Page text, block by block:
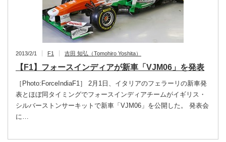
2013/2/1 F1 吉田 知弘（Tomohiro Yoshita）
【F1】フォースインディアが新車「VJM06」を発表
［Photo:ForceIndiaF1］ 2月1日、イタリアのフェラーリの新車発
表とほぼ同タイミングでフォースインディアチームがイギリス・
シルバーストンサーキットで新車「VJM06」を公開した。 発表会
に…